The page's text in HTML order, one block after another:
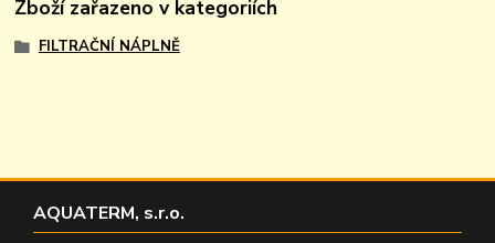
Zboží zařazeno v kategoriích
FILTRAČNÍ NÁPLNĚ
AQUATERM, s.r.o.